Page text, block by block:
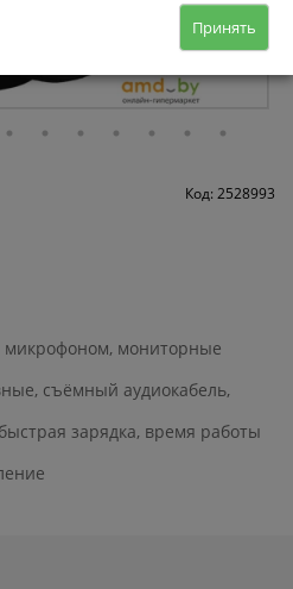
Код: 2528993
мониторные
съёмный аудиокабель,
зарядка, время работы
Принять